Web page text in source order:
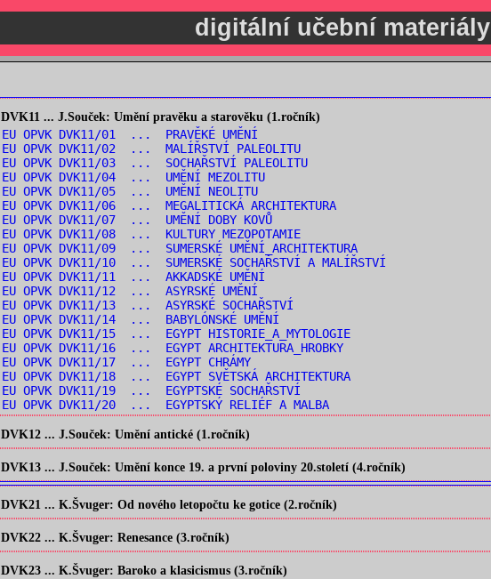
digitální učební materiály
DVK11 ... J.Souček: Umění pravěku a starověku (1.ročník)
EU OPVK DVK11/01 ... PRAVĚKÉ UMĚNÍ
EU OPVK DVK11/02 ... MALÍŘSTVÍ PALEOLITU
EU OPVK DVK11/03 ... SOCHAŘSTVÍ PALEOLITU
EU OPVK DVK11/04 ... UMĚNÍ MEZOLITU
EU OPVK DVK11/05 ... UMĚNÍ NEOLITU
EU OPVK DVK11/06 ... MEGALITICKÁ ARCHITEKTURA
EU OPVK DVK11/07 ... UMĚNÍ DOBY KOVŮ
EU OPVK DVK11/08 ... KULTURY MEZOPOTAMIE
EU OPVK DVK11/09 ... SUMERSKÉ UMĚNÍ_ARCHITEKTURA
EU OPVK DVK11/10 ... SUMERSKÉ SOCHAŘSTVÍ A MALÍŘSTVÍ
EU OPVK DVK11/11 ... AKKADSKÉ UMĚNÍ
EU OPVK DVK11/12 ... ASYRSKÉ UMĚNÍ
EU OPVK DVK11/13 ... ASYRSKÉ SOCHAŘSTVÍ
EU OPVK DVK11/14 ... BABYLÓNSKÉ UMĚNÍ
EU OPVK DVK11/15 ... EGYPT HISTORIE_A_MYTOLOGIE
EU OPVK DVK11/16 ... EGYPT ARCHITEKTURA_HROBKY
EU OPVK DVK11/17 ... EGYPT CHRÁMY
EU OPVK DVK11/18 ... EGYPT SVĚTSKÁ ARCHITEKTURA
EU OPVK DVK11/19 ... EGYPTSKÉ SOCHAŘSTVÍ
EU OPVK DVK11/20 ... EGYPTSKÝ RELIÉF A MALBA
DVK12 ... J.Souček: Umění antické (1.ročník)
DVK13 ... J.Souček: Umění konce 19. a první poloviny 20.století (4.ročník)
DVK21 ... K.Švuger: Od nového letopočtu ke gotice (2.ročník)
DVK22 ... K.Švuger: Renesance (3.ročník)
DVK23 ... K.Švuger: Baroko a klasicismus (3.ročník)